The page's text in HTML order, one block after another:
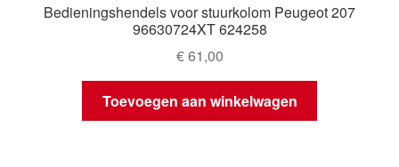
Bedieningshendels voor stuurkolom Peugeot 207
96630724XT 624258
€61,00
Toevoegen aan winkelwagen